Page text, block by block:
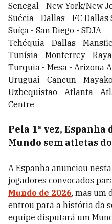
Senegal - New York/New
Suécia - Dallas - FC
Suíça - San Diego - SDJA
Tchéquia - Dallas -
Tunísia - Monterrey -
Turquia - Mesa - Arizona
Uruguai - Cancun -
Uzbequistão - Atlanta -
Centre
Pela 1ª vez,
Mundo sem atletas
A Espanha anunciou
jogadores convocados
Mundo de 2026, mas um
entrou para a história da
equipe disputará um